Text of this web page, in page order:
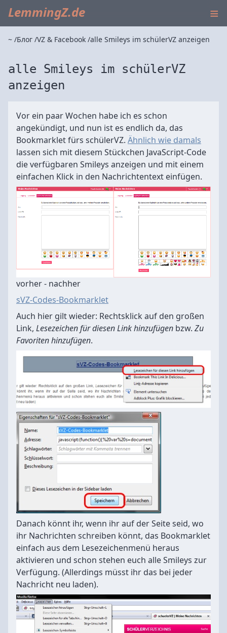
LemmingZ.de ≡
~ Блог VZ & Facebook alle Smileys im schülerVZ anzeigen
alle Smileys im schülerVZ
anzeigen
Vor ein paar Wochen habe ich es schon
angekündigt, und nun ist es endlich da, das
Bookmarklet fürs schülerVZ. Ähnlich wie damals
lassen sich mit diesem Stückchen JavaScript-Code
die verfügbaren Smileys anzeigen und mit einem
einfachen Klick in den Nachrichtentext einfügen.
vorher - nachher
sVZ-Codes-Bookmarklet
Auch hier gilt wieder: Rechtsklick auf den großen
Link, Lesezeichen für diesen Link hinzufügen bzw. Zu
Favoriten hinzufügen.
Danach könnt ihr, wenn ihr auf der Seite seid, wo
ihr Nachrichten schreiben könnt, das Bookmarklet
einfach aus dem Lesezeichenmenü heraus
aktivieren und schon stehen euch alle Smileys zur
Verfügung. (Allerdings müsst ihr das bei jeder
Nachricht neu laden).